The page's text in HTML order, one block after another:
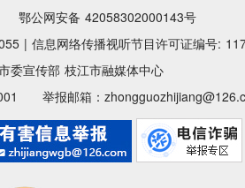
鄂公网安备 42058302000143号
| 信息网络传播视听节目许可证编号:
委宣传部 枝江市融媒体中心
举报邮箱：